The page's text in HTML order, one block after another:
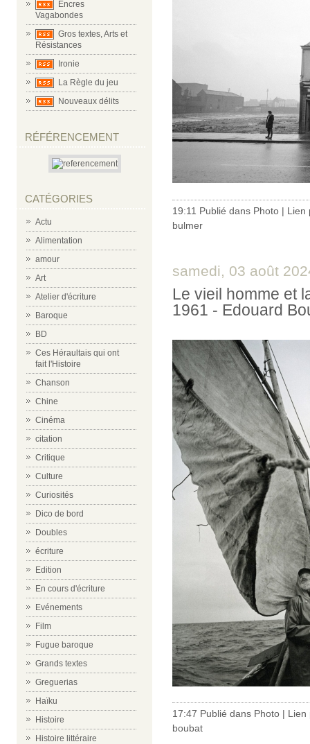
Encres
Vagabondes
Gros textes, Arts et
Résistances
Ironie
La Règle du jeu
Nouveaux délits
RÉFÉRENCEMENT
CATÉGORIES
Actu
Alimentation
amour
Art
Atelier d'écriture
Baroque
BD
Ces Héraultais qui ont
fait l'Histoire
Chanson
Chine
Cinéma
citation
Critique
Culture
Curiosités
Dico de bord
Doubles
écriture
Edition
En cours d'écriture
Evénements
Film
Fugue baroque
Grands textes
Greguerias
Haïku
Histoire
Histoire littéraire
19:11 Publié dans Photo | Lien
bulmer
samedi, 03 août
Le vieil homme et
1961 - Edouard
17:47 Publié dans Photo | Lien
boubat